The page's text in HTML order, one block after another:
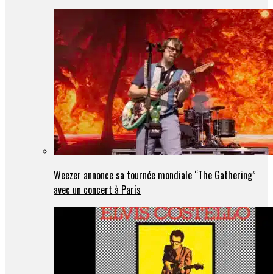
Weezer annonce sa tournée mondiale “The Gathering”
avec un concert à Paris